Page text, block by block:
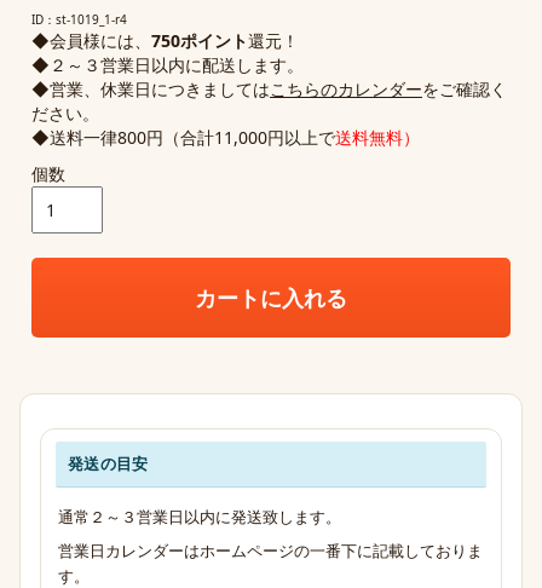
ID：st-1019_1-r4
◆会員様には、 750ポイント還元！
◆２～３営業日以内に配送します。
◆営業、休業日につきましてはこちらのカレンダーをご確認く
ださい。
◆送料一律800円（合計11,000円以上で送料無料）
個数
カートに入れる
発送・お支払い・送料のご案内
発送の目安
通常２～３営業日以内に発送致します。
営業日カレンダーはホームページの一番下に記載しておりま
す。